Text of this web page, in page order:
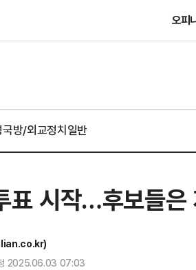
오피
국방/외교정치일반
표 시작…후보들은
2025.06.03 07:03